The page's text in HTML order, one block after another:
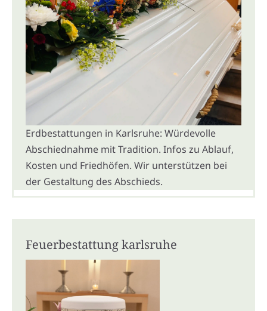
Erdbestattungen in Karlsruhe: Würdevolle
Abschiednahme mit Tradition. Infos zu Ablauf,
Kosten und Friedhöfen. Wir unterstützen bei
der Gestaltung des Abschieds.
Feuerbestattung karlsruhe